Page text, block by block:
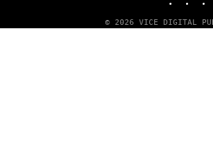
© 2026 VICE DIGITAL